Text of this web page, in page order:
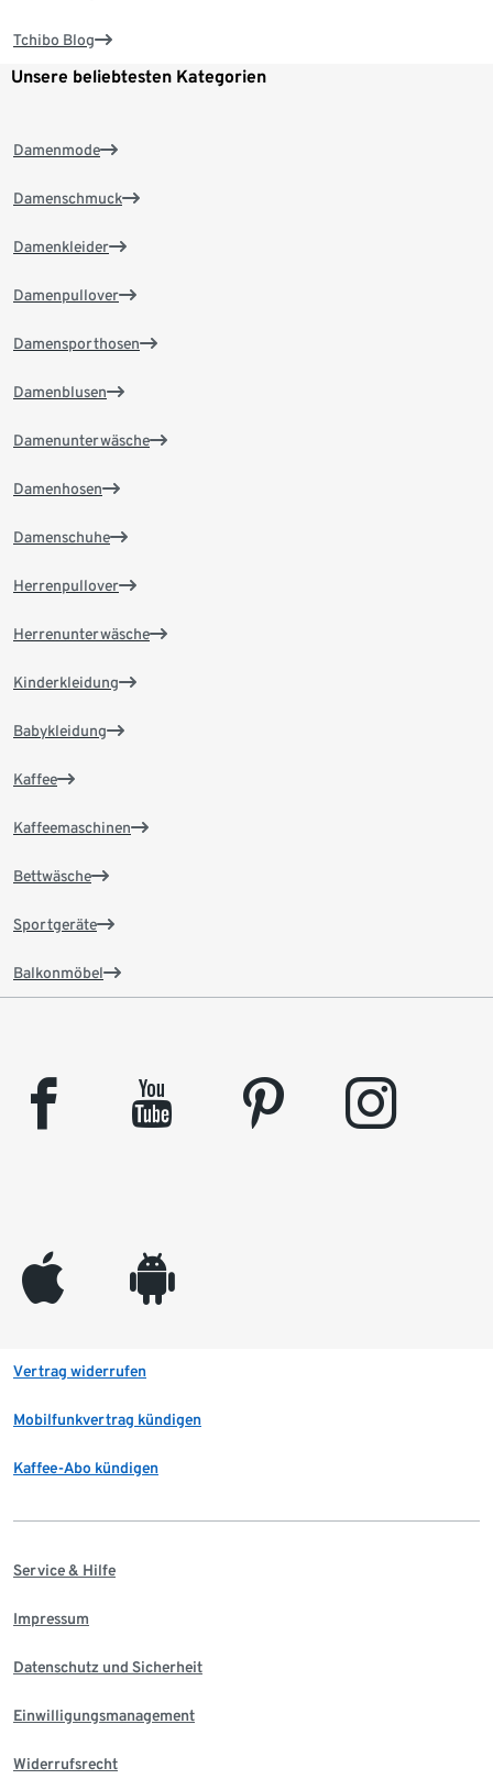
Tchibo Blog
Unsere beliebtesten Kategorien
Damenmode
Damenschmuck
Damenkleider
Damenpullover
Damensporthosen
Damenblusen
Damenunterwäsche
Damenhosen
Damenschuhe
Herrenpullover
Herrenunterwäsche
Kinderkleidung
Babykleidung
Kaffee
Kaffeemaschinen
Bettwäsche
Sportgeräte
Balkonmöbel
facebook youtube pinterest instagram
appleinc android
Vertrag widerrufen
Mobilfunkvertrag kündigen
Kaffee-Abo kündigen
Service & Hilfe
Impressum
Datenschutz und Sicherheit
Einwilligungsmanagement
Widerrufsrecht